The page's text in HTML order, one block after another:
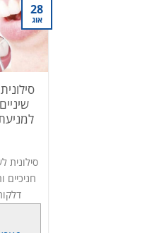
סילונית
28
אוג